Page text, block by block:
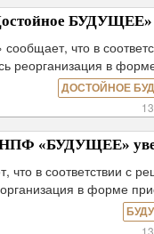
БУДУЩЕЕ»
что в
реорганизация в
ДОСТОЙНОЕ
«БУДУЩЕЕ»
в соответствии с
в форме